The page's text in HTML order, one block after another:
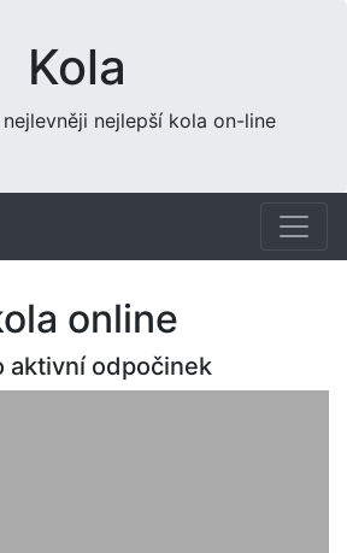
Kola
nejlepší kola on-line
online
aktivní odpočinek